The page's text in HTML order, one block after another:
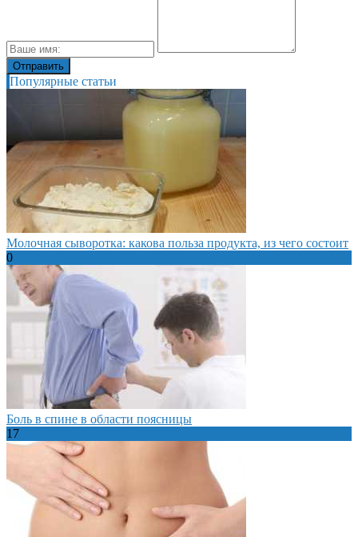
Популярные статьи
Молочная сыворотка: какова польза продукта, из чего состоит
0
Боль в спине в области поясницы
17